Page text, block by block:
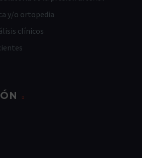
y/o ortopedia
clínicos